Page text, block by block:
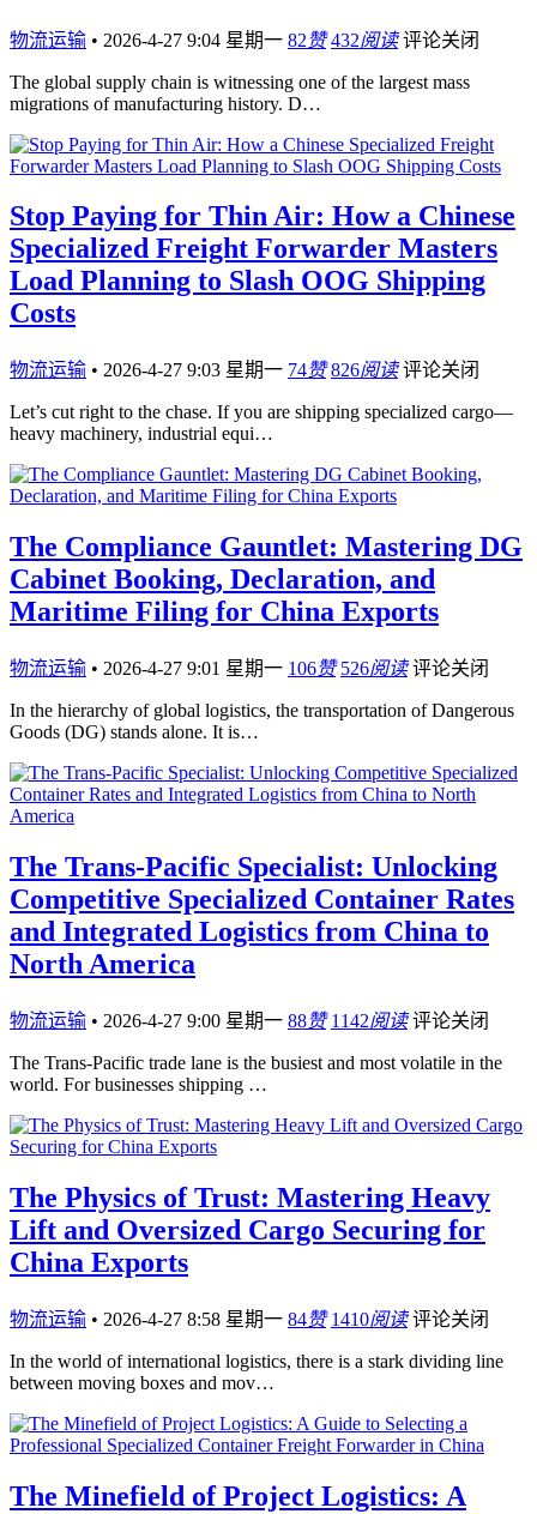
物流运输 • 2026-4-27 9:04 星期一 82赞 432阅读 评论关闭
The global supply chain is witnessing one of the largest mass
migrations of manufacturing history. D…
Stop Paying for Thin Air: How a Chinese
Specialized Freight Forwarder Masters
Load Planning to Slash OOG Shipping
Costs
物流运输 • 2026-4-27 9:03 星期一 74赞 826阅读 评论关闭
Let’s cut right to the chase. If you are shipping specialized cargo—
heavy machinery, industrial equi…
The Compliance Gauntlet: Mastering DG
Cabinet Booking, Declaration, and
Maritime Filing for China Exports
物流运输 • 2026-4-27 9:01 星期一 106赞 526阅读 评论关闭
In the hierarchy of global logistics, the transportation of Dangerous
Goods (DG) stands alone. It is…
The Trans-Pacific Specialist: Unlocking
Competitive Specialized Container Rates
and Integrated Logistics from China to
North America
物流运输 • 2026-4-27 9:00 星期一 88赞 1142阅读 评论关闭
The Trans-Pacific trade lane is the busiest and most volatile in the
world. For businesses shipping …
The Physics of Trust: Mastering Heavy
Lift and Oversized Cargo Securing for
China Exports
物流运输 • 2026-4-27 8:58 星期一 84赞 1410阅读 评论关闭
In the world of international logistics, there is a stark dividing line
between moving boxes and mov…
The Minefield of Project Logistics: A